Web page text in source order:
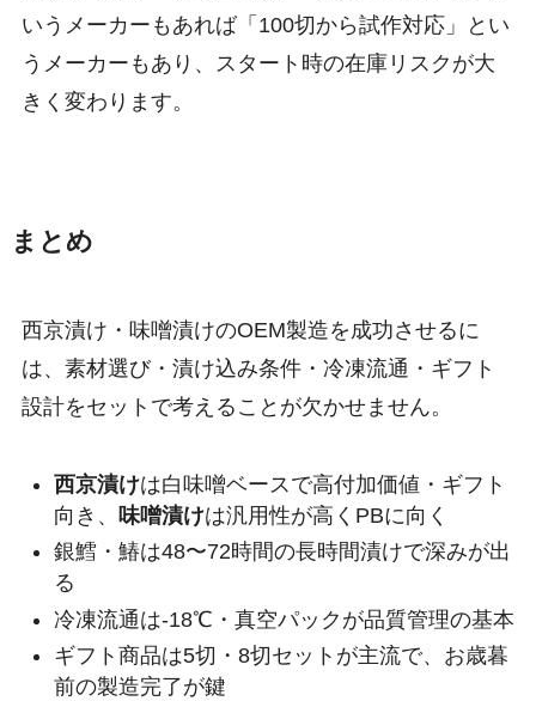
いうメーカーもあれば「100切から試作対応」とい
うメーカーもあり、スタート時の在庫リスクが大
きく変わります。
まとめ
西京漬け・味噌漬けのOEM製造を成功させるに
は、素材選び・漬け込み条件・冷凍流通・ギフト
設計をセットで考えることが欠かせません。
西京漬けは白味噌ベースで高付加価値・ギフト
向き、
味噌漬けは汎用性が高くPBに向く
銀鱈・鰆は48〜72時間の長時間漬けで深みが出
る
冷凍流通は-18℃・真空パックが品質管理の基本
ギフト商品は5切・8切セットが主流で、お歳暮
前の製造完了が鍵